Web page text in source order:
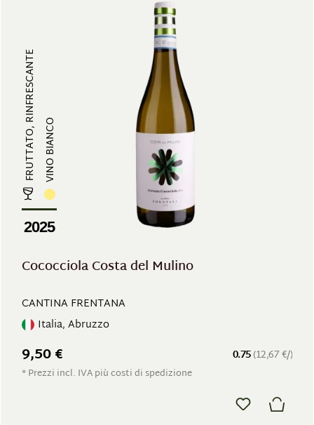
FRUTTATO, RINFRESCANTEVINO BIANCO
2025
Cococciola Costa del Mulino
CANTINA FRENTANA
Italia, Abruzzo
0.75(12,67 €/)
9,50 €
* Prezzi incl. IVA più costi di spedizione